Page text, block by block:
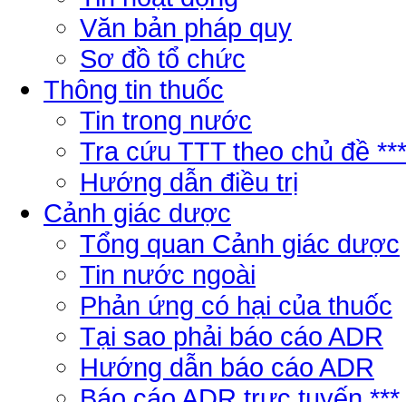
Văn bản pháp quy
Sơ đồ tổ chức
Thông tin thuốc
Tin trong nước
Tra cứu TTT theo chủ đề ***
Hướng dẫn điều trị
Cảnh giác dược
Tổng quan Cảnh giác dược
Tin nước ngoài
Phản ứng có hại của thuốc
Tại sao phải báo cáo ADR
Hướng dẫn báo cáo ADR